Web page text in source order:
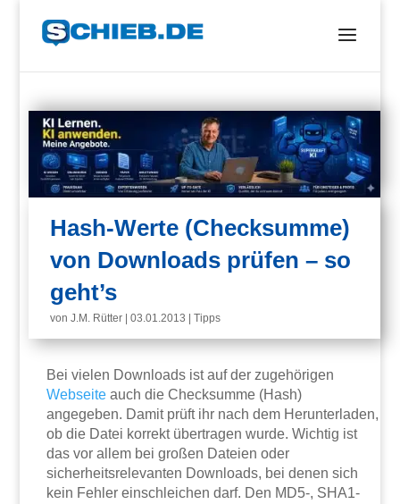
Hash-Werte (Checksumme)
von Downloads prüfen – so
geht’s
vonJ.M. Rütter |03.01.2013 |Tipps
Bei vielen Downloads ist auf der zugehörigen
Webseite auch die Checksumme (Hash)
angegeben. Damit prüft ihr nach dem Herunterladen,
ob die Datei korrekt übertragen wurde. Wichtig ist
das vor allem bei großen Dateien oder
sicherheitsrelevanten Downloads, bei denen sich
kein Fehler einschleichen darf. Den MD5-, SHA1-